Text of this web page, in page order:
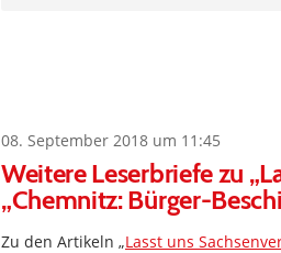
08. September 2018 um 11:45
Weitere Leserbriefe zu
„Chemnitz: Bürger-
Zu den Artikeln „Lasst uns